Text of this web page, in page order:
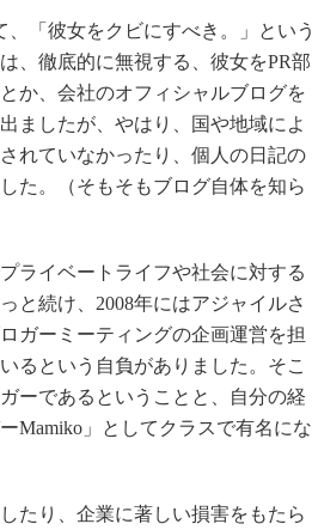
「彼女をクビにすべき。」という
、徹底的に無視する、彼女をPR部
か、会社のオフィシャルブログを
ましたが、やはり、国や地域によ
れていなかったり、個人の日記の
た。（そもそもブログ自体を知ら
ライベートライフや社会に対する
と続け、2008年にはアジャイルさ
ガーミーティングの企画運営を担
るという自負がありました。そこ
ーであるということと、自分の経
Mamiko」としてクラスで有名にな
たり、企業に著しい損害をもたら